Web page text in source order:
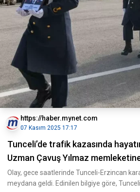
https://haber.mynet.com
07 Kasım 2025 17:17
Tunceli’de trafik kazasında
Uzman Çavuş Yılmaz
Olay, gece saatlerinde Tunceli-Erzincan
meydana geldi. Edinilen bilgiye göre,